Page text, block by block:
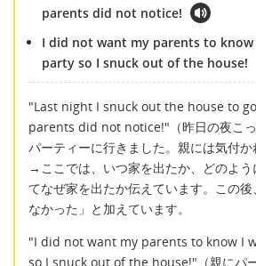
parents did not notice!
I did not want my parents to know
party so I snuck out of the house!
"Last night I snuck out the house to
parents did not notice!"（昨日の夜こ
パーティーに行きました。親には気付か
→ここでは、いつ家を出たか、どのよう
てなぜ家を出たか伝えています。この
なかった」と加えています。
"I did not want my parents to know I
so I snuck out of the house!"（親にパ